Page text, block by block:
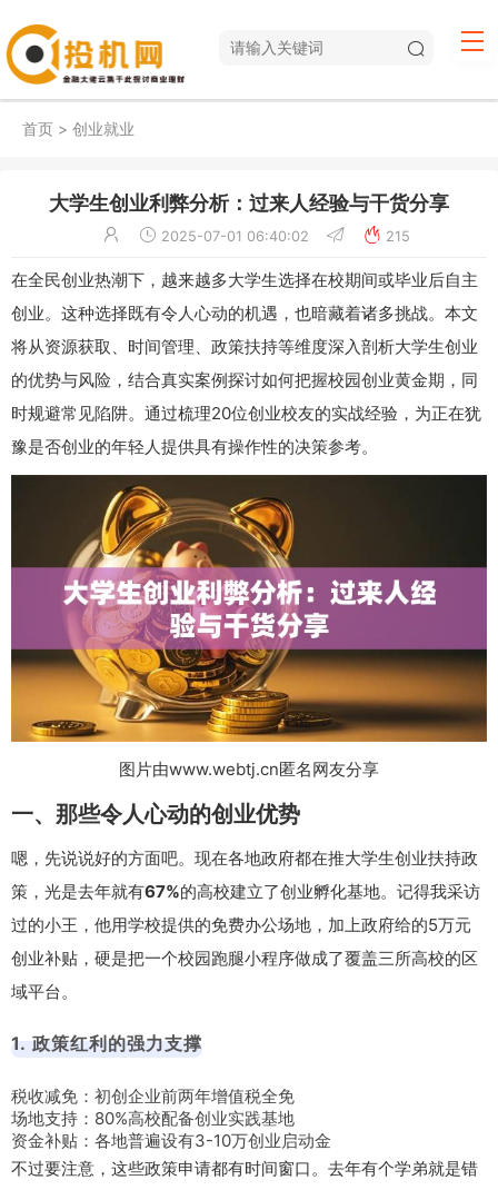
首页 > 创业就业
大学生创业利弊分析：过来人经验与干货分享
2025-07-01 06:40:02 215
在全民创业热潮下，越来越多大学生选择在校期间或毕业后自主
创业。这种选择既有令人心动的机遇，也暗藏着诸多挑战。本文
将从资源获取、时间管理、政策扶持等维度深入剖析大学生创业
的优势与风险，结合真实案例探讨如何把握校园创业黄金期，同
时规避常见陷阱。通过梳理20位创业校友的实战经验，为正在犹
豫是否创业的年轻人提供具有操作性的决策参考。
图片由www.webtj.cn匿名网友分享
一、那些令人心动的创业优势
嗯，先说说好的方面吧。现在各地政府都在推大学生创业扶持政
策，光是去年就有67%的高校建立了创业孵化基地。记得我采访
过的小王，他用学校提供的免费办公场地，加上政府给的5万元
创业补贴，硬是把一个校园跑腿小程序做成了覆盖三所高校的区
域平台。
1. 政策红利的强力支撑
税收减免：初创企业前两年增值税全免
场地支持：80%高校配备创业实践基地
资金补贴：各地普遍设有3-10万创业启动金
不过要注意，这些政策申请都有时间窗口。去年有个学弟就是错